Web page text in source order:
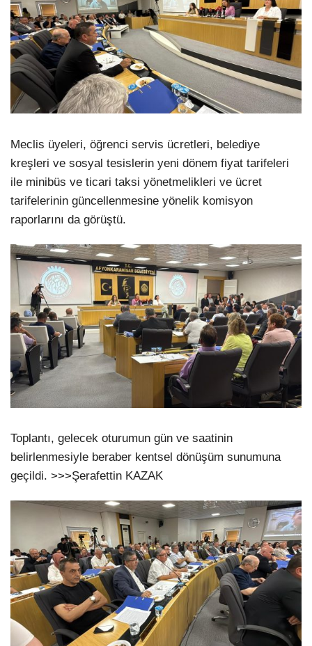
Meclis üyeleri, öğrenci servis ücretleri, belediye
kreşleri ve sosyal tesislerin yeni dönem fiyat tarifeleri
ile minibüs ve ticari taksi yönetmelikleri ve ücret
tarifelerinin güncellenmesine yönelik komisyon
raporlarını da görüştü.
Toplantı, gelecek oturumun gün ve saatinin
belirlenmesiyle beraber kentsel dönüşüm sunumuna
geçildi. >>>Şerafettin KAZAK